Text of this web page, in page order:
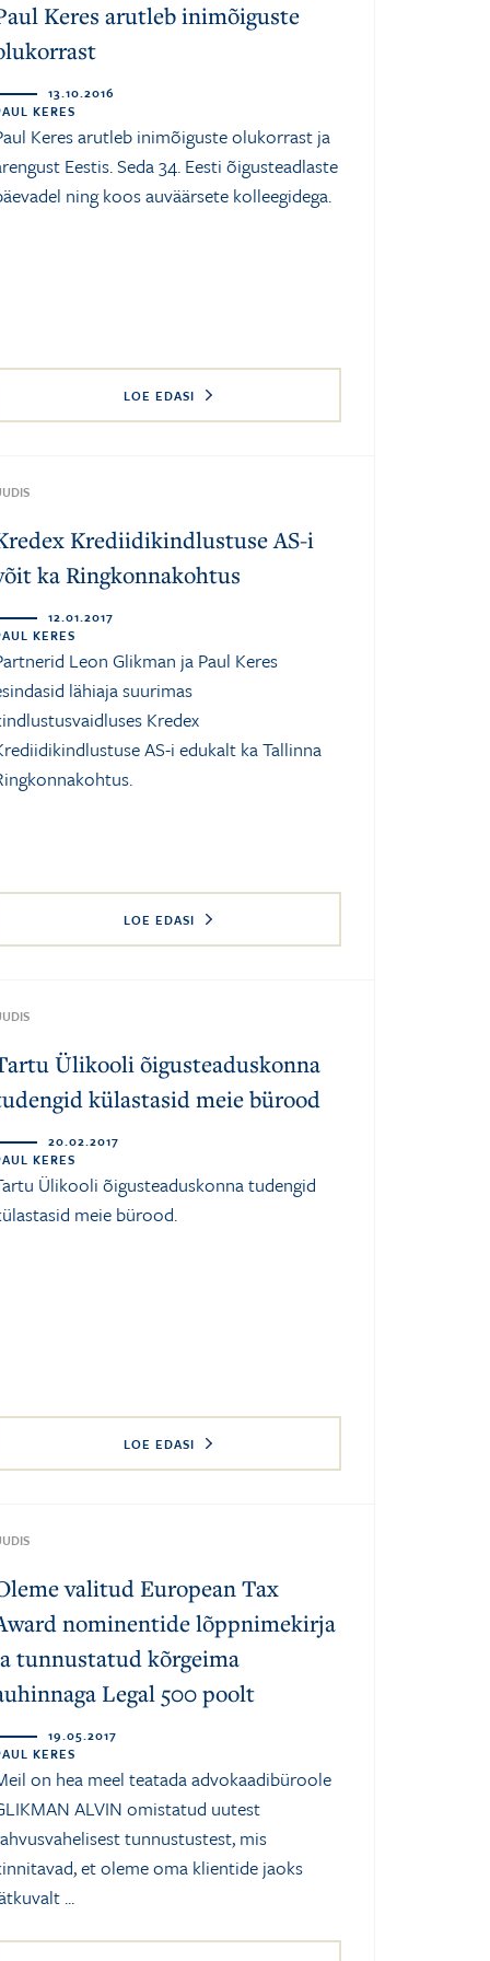
Keres arutleb inimõiguste
13.10.2016
KERES
Keres arutleb inimõiguste olukorrast ja
Eestis. Seda 34. Eesti õigusteadlaste
ning koos auväärsete kolleegidega.
LOE EDASI
Krediidikindlustuse AS-i
ka Ringkonnakohtus
12.01.2017
KERES
Leon Glikman ja Paul Keres
lähiaja suurimas
Kredex
AS-i edukalt ka Tallinna
LOE EDASI
Ülikooli õigusteaduskonna
külastasid meie bürood
20.02.2017
KERES
Ülikooli õigusteaduskonna tudengid
meie bürood.
LOE EDASI
valitud European Tax
nominentide lõppnimekirja
tunnustatud kõrgeima
Legal 500 poolt
19.05.2017
KERES
on hea meel teatada advokaadibüroole
ALVIN omistatud uutest
tunnustustest, mis
et oleme oma klientide jaoks
...